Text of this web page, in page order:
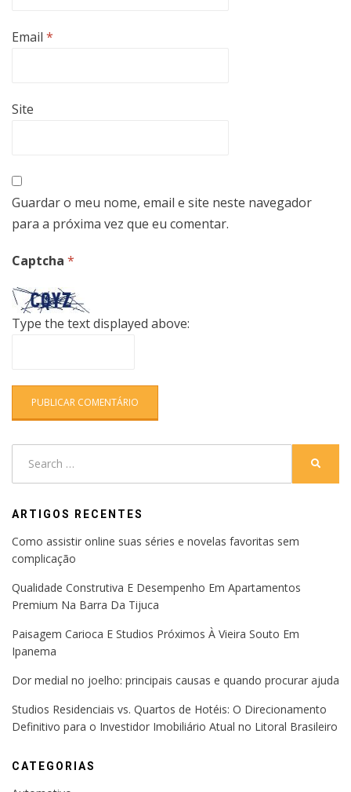
Email *
Site
Guardar o meu nome, email e site neste navegador
para a próxima vez que eu comentar.
Captcha *
Type the text displayed above:
ARTIGOS RECENTES
Como assistir online suas séries e novelas favoritas sem
complicação
Qualidade Construtiva E Desempenho Em Apartamentos
Premium Na Barra Da Tijuca
Paisagem Carioca E Studios Próximos À Vieira Souto Em
Ipanema
Dor medial no joelho: principais causas e quando procurar ajuda
Studios Residenciais vs. Quartos de Hotéis: O Direcionamento
Definitivo para o Investidor Imobiliário Atual no Litoral Brasileiro
CATEGORIAS